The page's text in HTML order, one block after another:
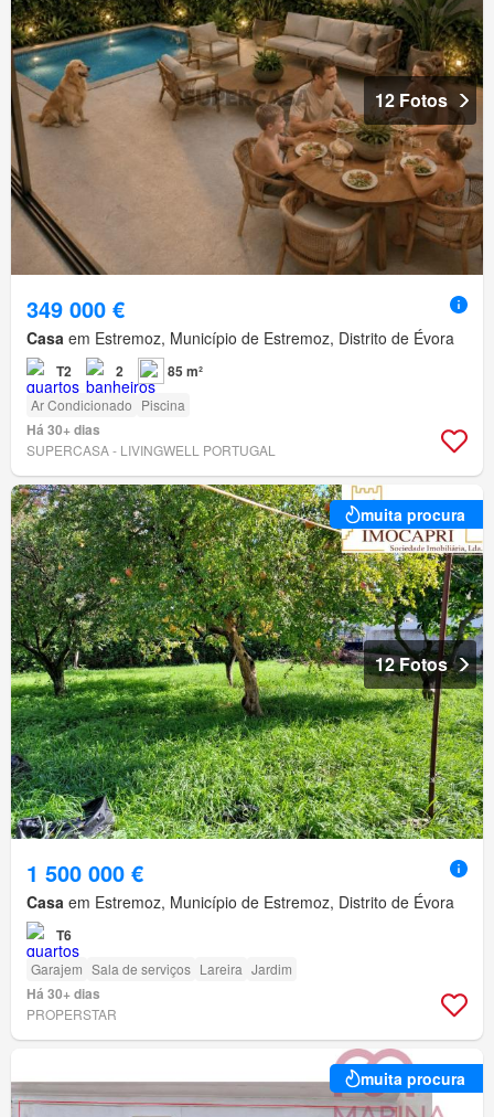
12 Fotos
349 000 €
Casa em Estremoz, Município de Estremoz, Distrito de Évora
T2 2 85 m²
Ar Condicionado Piscina
Há 30+ dias
SUPERCASA - LIVINGWELL PORTUGAL
muita procura
12 Fotos
1 500 000 €
Casa em Estremoz, Município de Estremoz, Distrito de Évora
T6
Garajem Sala de serviços Lareira Jardim
Há 30+ dias
PROPERSTAR
muita procura